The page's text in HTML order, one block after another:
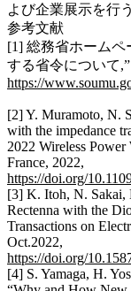
よび企業展示を行
参考文献
[1] 総務省ホームペ
する省令について,”
https://
[2] Y. Muramoto, N.
with the impedance
2022 Wireless
France, 2022,
https://doi.org/
[3] K. Itoh, N.
Rectenna with the
Transactions on
Oct.2022,
https://doi.org/
[4] S. Yamaga, H.